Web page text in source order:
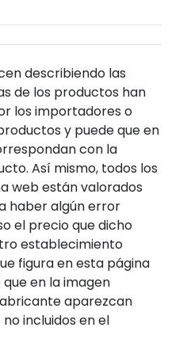
describiendo las
de los productos han
los importadores o
y puede que en
con la
Así mismo, todos los
web están valorados
haber algún error
el precio que dicho
establecimiento
figura en esta página
en la imagen
aparezcan
incluidos en el